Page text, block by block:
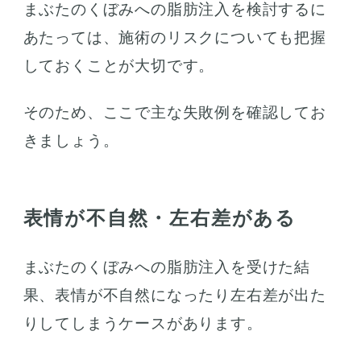
まぶたのくぼみへの脂肪注入を検討するに
あたっては、施術のリスクについても把握
しておくことが大切です。
そのため、ここで主な失敗例を確認してお
きましょう。
表情が不自然・左右差がある
まぶたのくぼみへの脂肪注入を受けた結
果、表情が不自然になったり左右差が出た
りしてしまうケースがあります。